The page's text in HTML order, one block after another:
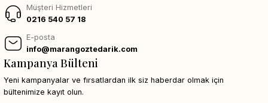
Müşteri Hizmetleri
0216 540 57 18
E-posta
info@marangoztedarik.com
Kampanya Bülteni
Yeni kampanyalar ve fırsatlardan ilk siz haberdar olmak için
bültenimize kayıt olun.